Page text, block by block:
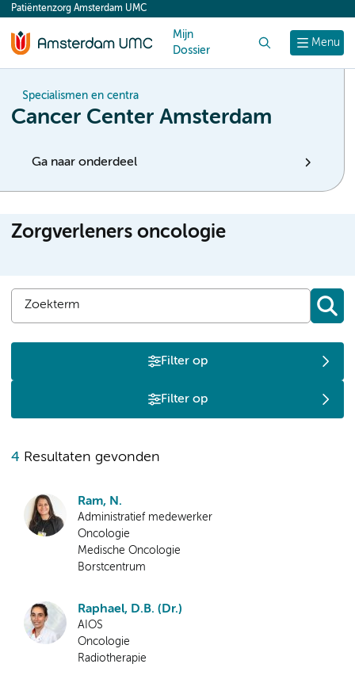
content
Menu
Patiëntenzorg Amsterdam UMC
Mijn
Dossier
Specialismen en centra
Cancer Center Amsterdam
Ga naar onderdeel
Zorgverleners oncologie
Filter op
Filter op
4 Resultaten gevonden
Ram, N.
Administratief medewerker
Oncologie
Medische Oncologie
Borstcentrum
Raphael, D.B. (Dr.)
AIOS
Oncologie
Radiotherapie